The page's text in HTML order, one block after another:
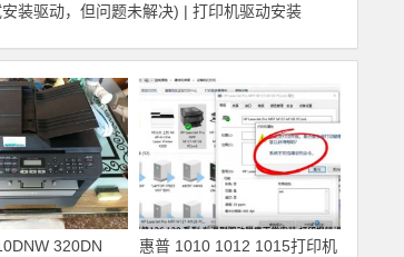
装驱动，但问题未解决) | 打印机驱动安装
320DN
惠普 1010 1012 1015打印机